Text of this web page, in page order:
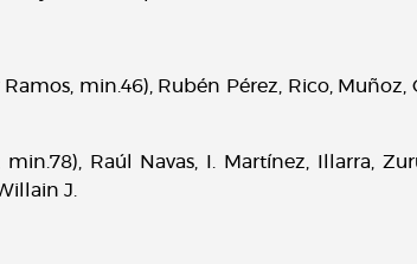
min.46), Rubén Pérez, Rico, Muñoz,
Raúl Navas, I. Martínez, Illarra,
J.